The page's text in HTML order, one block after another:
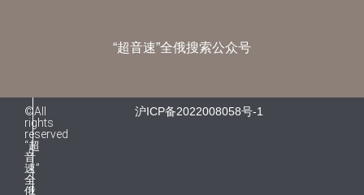
“超音速”全俄搜索公众号
©All
rights
reserved
“超
音
速”
全
俄
沪ICP备2022008058号-1